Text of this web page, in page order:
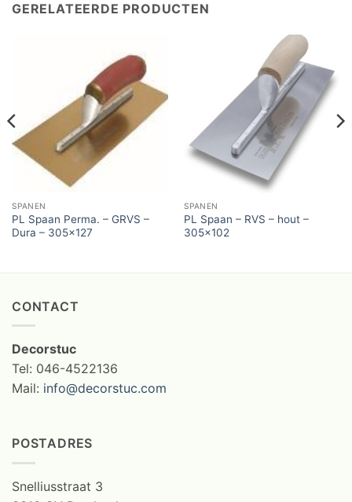
GERELATEERDE PRODUCTEN
SPANEN
PL Spaan Perma. – GRVS –
Dura – 305×127
SPANEN
PL Spaan – RVS – hout –
305×102
CONTACT
Decorstuc
Tel: 046-4522136
Mail: info@decorstuc.com
POSTADRES
Snelliusstraat 3